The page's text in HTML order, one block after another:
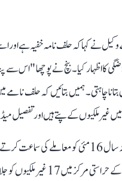
نے کہا کہ حلف نامہ خفیہ ہے اور
کا اظہار کیا۔ بنچ نے پوچھا "اس سے
چاہتی۔ ہمیں بتائیں کہ حلف
غیر ملکیوں کے پتے ہیں اور تفصیل
واضح ہو کہ گزشتہ سال 16 مئی کو
تھا کہ مرکز کو مٹیا کے